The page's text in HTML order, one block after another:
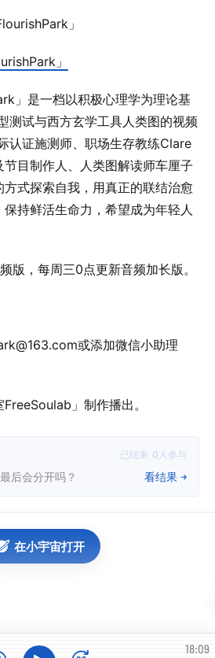
」
」
」是一档以积极心理学为理论基
测试与西方玄学工具人类图的视频
认证施测师、职场生存教练Clare
目制作人、人类图解读师车厘子
式探索自我，用真正的联结治愈
持鲜活生命力，希望成为年轻人
版，每周三0点更新音频加长版。
或添加微信小助理
」制作播出。
已结束 0 人参与
后会分开吗？ 看结果
在小宇宙打开
18:09